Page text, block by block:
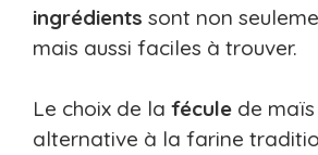
ingrédients sont non
mais aussi faciles à trouver.
Le choix de la fécule de
alternative à la farine